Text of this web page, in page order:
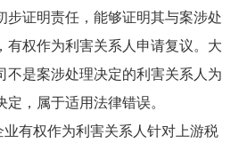
步证明责任，能够证明其与案涉处
有权作为利害关系人申请复议。大
不是案涉处理决定的利害关系人为
，属于适用法律错误。
有权作为利害关系人针对上游税